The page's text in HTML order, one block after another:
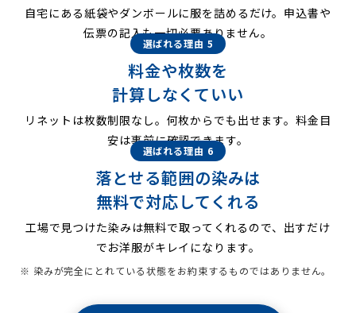
自宅にある紙袋やダンボールに服を詰めるだけ。申込書や
伝票の記入も一切必要ありません。
選ばれる理由 5
料金や枚数を
計算しなくていい
リネットは枚数制限なし。何枚からでも出せます。料金目
安は事前に確認できます。
選ばれる理由 6
落とせる範囲の染みは
無料で対応してくれる
工場で見つけた染みは無料で取ってくれるので、出すだけ
でお洋服がキレイになります。
※ 染みが完全にとれている状態をお約束するものではありません。